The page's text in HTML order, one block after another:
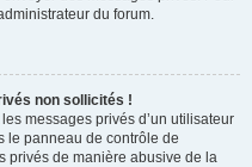
du forum.
non sollicités !
messages privés d’un utilisateur
le panneau de contrôle de
privés de manière abusive de la